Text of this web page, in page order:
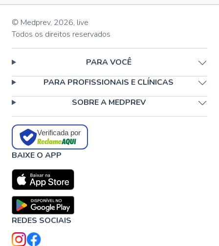
© Medprev, 2026, live
Todos os direitos reservados
PARA VOCÊ
PARA PROFISSIONAIS E CLÍNICAS
SOBRE A MEDPREV
Verificada por
BAIXE O APP
REDES SOCIAIS